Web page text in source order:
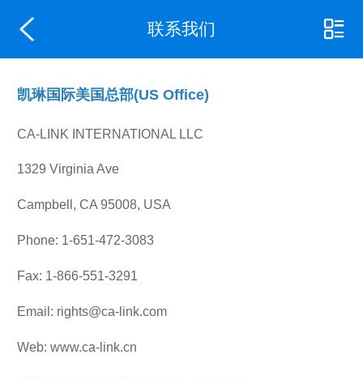
联系我们
凯琳国际美国总部(US Office)
CA-LINK INTERNATIONAL LLC
1329 Virginia Ave
Campbell, CA 95008, USA
Phone: 1-651-472-3083
Fax: 1-866-551-3291
Email: rights@ca-link.com
Web: www.ca-link.cn